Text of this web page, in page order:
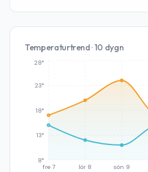
Temperaturtrend · 10 dygn
fre 7 lör 8 sön 9
8°
13°
18°
23°
28°